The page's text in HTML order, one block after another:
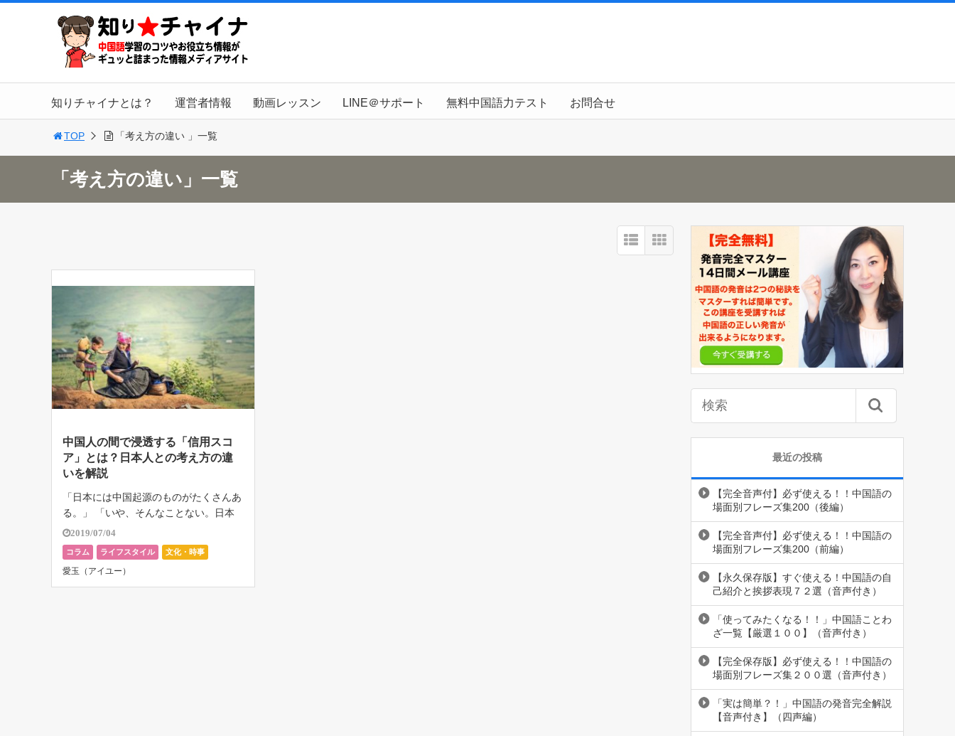
知りチャイナとは？ 運営者情報 動画レッスン LINE＠サポート 無料中国語力テスト お問合せ
TOP 「考え方の違い 」一覧
「考え方の違い」一覧
中国人の間で浸透する「信用スコ
ア」とは？日本人との考え方の違
いを解説
「日本には中国起源のものがたくさんあ
る。」 「いや、そんなことない。日本
の文化は中国とまったく違う。」など、
[…]
2019/07/04
コラム ライフスタイル 文化・時事
愛玉（アイユー）
最近の投稿
【完全音声付】必ず使える！！中国語の
場面別フレーズ集200（後編）
【完全音声付】必ず使える！！中国語の
場面別フレーズ集200（前編）
【永久保存版】すぐ使える！中国語の自
己紹介と挨拶表現７２選（音声付き）
「使ってみたくなる！！」中国語ことわ
ざ一覧【厳選１００】（音声付き）
【完全保存版】必ず使える！！中国語の
場面別フレーズ集２００選（音声付き）
「実は簡単？！」中国語の発音完全解説
【音声付き】（四声編）